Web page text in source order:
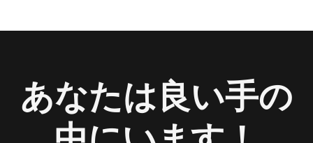
あなたは良い手の